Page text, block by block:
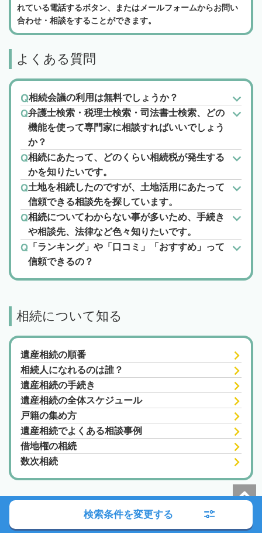
れている電話するボタン、またはメールフォームからお問い
合わせ・相談をすることができます。
よくある質問
相続会議の利用は無料でしょうか？
弁護士検索・税理士検索・司法書士検索、どの
機能を使って専門家に相談すればいいでしょう
か？
相続にあたって、どのくらい相続税が発生する
かを知りたいです。
土地を相続したのですが、土地活用にあたって
信頼できる相談先を探しています。
相続についてわからない事が多いため、手続き
や相談先、法律など色々知りたいです。
「ランキング」や「口コミ」「おすすめ」って
信頼できるの？
相続について知る
遺産相続の順番
相続人になれるのは誰？
遺産相続の手続き
遺産相続の全体スケジュール
戸籍の集め方
遺産相続でよくある相談事例
借地権の相続
数次相続
検索条件を変更する
朝日新聞社の関連サイト